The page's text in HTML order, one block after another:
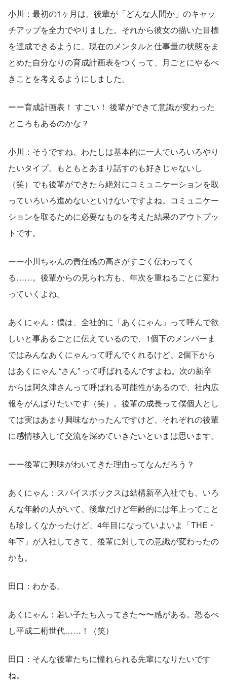
小川：最初の1ヶ月は、後輩が「どんな人間か」のキャッ
チアップを全力でやりました。それから彼女の描いた目標
を達成できるように、現在のメンタルと仕事量の状態をま
とめた自分なりの育成計画表をつくって、月ごとにやるべ
きことを考えるようにしました。
ーー育成計画表！ すごい！ 後輩ができて意識が変わった
ところもあるのかな？
小川：そうですね、わたしは基本的に一人でいろいろやり
たいタイプ。もともとあまり話すのも好きじゃないし
（笑）でも後輩ができたら絶対にコミュニケーションを取
っていろいろ進めないといけないですよね。コミュニケー
ションを取るために必要なものを考えた結果のアウトプッ
トです。
ーー小川ちゃんの責任感の高さがすごく伝わってく
る……。後輩からの見られ方も、年次を重ねるごとに変わ
っていくよね。
あくにゃん：僕は、全社的に「あくにゃん」って呼んで欲
しいと事あるごとに伝えているので、1個下のメンバーま
ではみんなあくにゃんって呼んでくれるけど、2個下から
はあくにゃん “さん” って呼ばれるんですよね。次の新卒
からは阿久津さんって呼ばれる可能性があるので、社内広
報をがんばりたいです（笑）。後輩の成長って僕個人とし
ては実はあまり興味なかったんですけど、それぞれの後輩
に感情移入して交流を深めていきたいといまは思います。
ーー後輩に興味がわいてきた理由ってなんだろう？
あくにゃん：スパイスボックスは結構新卒入社でも、いろ
んな年齢の人がいて、後輩だけど年齢的には年上ってこと
も珍しくなかったけど、4年目になっていよいよ「THE・
年下」が入社してきて、後輩に対しての意識が変わったの
かも。
田口：わかる。
あくにゃん：若い子たち入ってきた〜〜感がある。恐るべ
し平成二桁世代……！（笑）
田口：そんな後輩たちに憧れられる先輩になりたいです
ね。